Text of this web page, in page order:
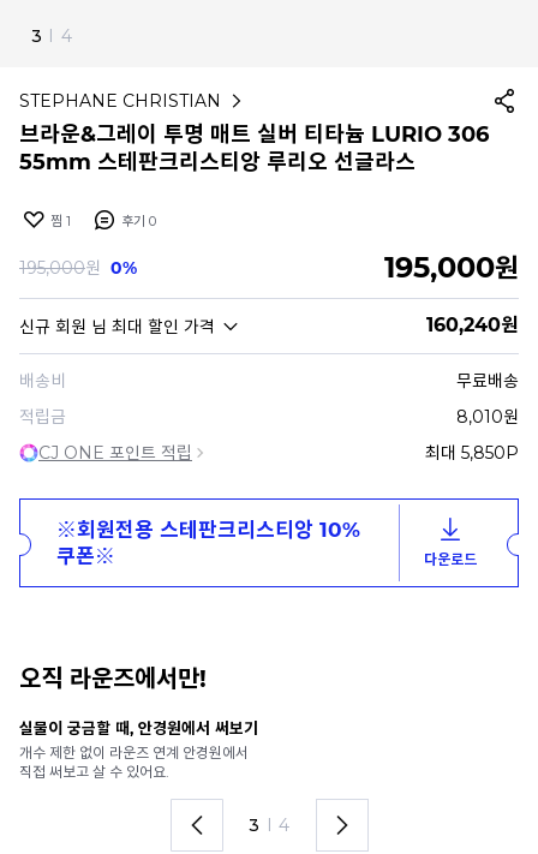
4 I 4
STEPHANE CHRISTIAN
브라운&그레이 투명 매트 실버 티타늄 LURIO 306
55mm 스테판크리스티앙 루리오 선글라스
찜 1 후기 0
195,000원 0% 195,000원
신규 회원 님 최대 할인 가격 160,240원
배송비
무료배송
적립금
8,010원
CJ ONE 포인트 적립
최대 5,850P
※회원전용 스테판크리스티앙 10%
쿠폰※
다운로드
오직 라운즈에서만!
안경 렌즈 맞춤까지 한 번에
가까운 안경원으로 배송받아
렌즈 맞춤부터 피팅까지 편하게!
4 I 4